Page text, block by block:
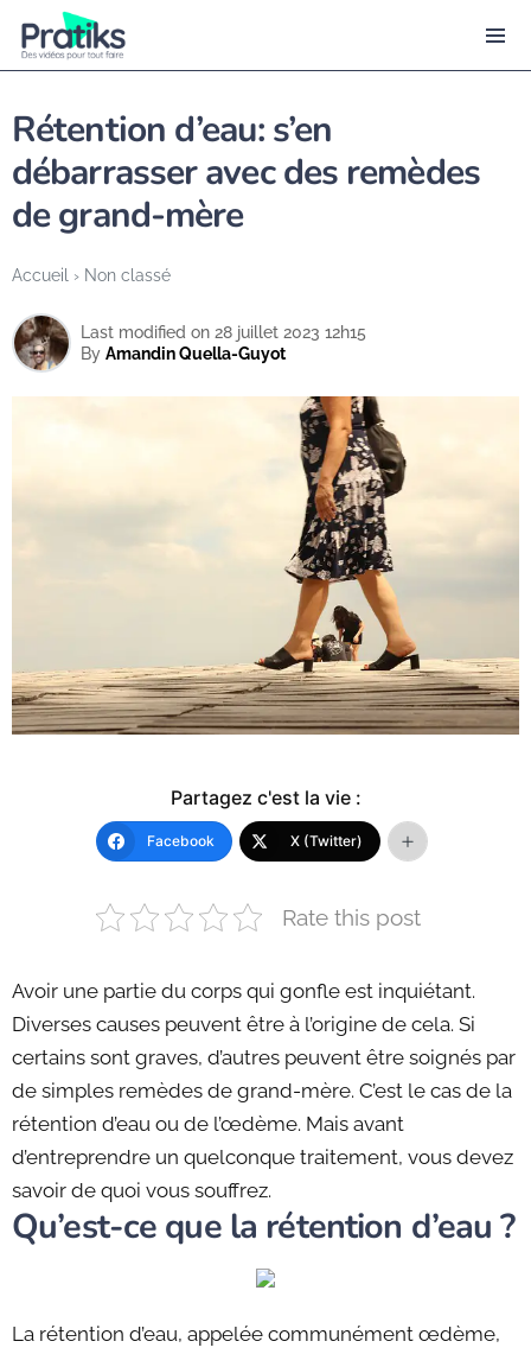
Accueil › Non classé
Rétention d’eau: s’en
débarrasser avec des remèdes
de grand-mère
By Amandin Quella-Guyot
Last modified on 28 juillet 2023 12h15
Partagez c'est la vie :
Facebook X (Twitter)
Rate this post
Avoir une partie du corps qui gonfle est inquiétant.
Diverses causes peuvent être à l’origine de cela. Si
certains sont graves, d’autres peuvent être soignés par
de simples remèdes de grand-mère. C’est le cas de la
rétention d’eau ou de l’œdème. Mais avant
d’entreprendre un quelconque traitement, vous devez
savoir de quoi vous souffrez.
Qu’est-ce que la rétention d’eau ?
La rétention d’eau, appelée communément œdème,